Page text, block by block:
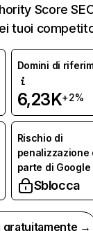
Score
tuoi
Domini di
6,23K+2%
Rischio di
penalizzazione
parte di Google
Sblocca
gratuitamente →